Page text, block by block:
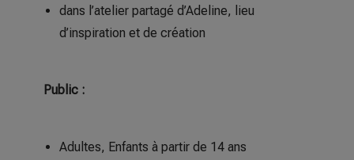
dans l’atelier partagé d’Adeline, lieu
d’inspiration et de création
Public :
Adultes, Enfants à partir de 14 ans